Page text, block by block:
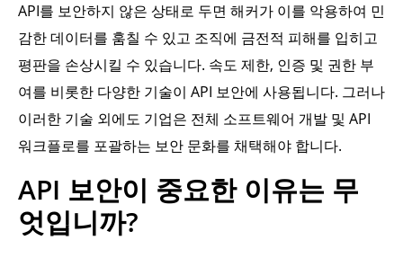
API를 보안하지 않은 상태로 두면 해커가 이를 악용하여 민
감한 데이터를 훔칠 수 있고 조직에 금전적 피해를 입히고
평판을 손상시킬 수 있습니다. 속도 제한, 인증 및 권한 부
여를 비롯한 다양한 기술이 API 보안에 사용됩니다. 그러나
이러한 기술 외에도 기업은 전체 소프트웨어 개발 및 API
워크플로를 포괄하는 보안 문화를 채택해야 합니다.
API 보안이 중요한 이유는 무
엇입니까?